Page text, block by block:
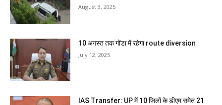
August 3, 2025
10 अगस्त तक गोंडा में रहेगा route diversion
July 12, 2025
IAS Transfer: UP में 10 जिलों के डीएम समेत 21